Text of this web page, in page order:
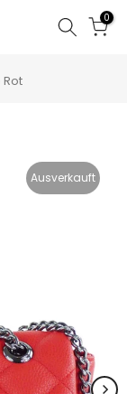
0
Rot
Ausverkauft